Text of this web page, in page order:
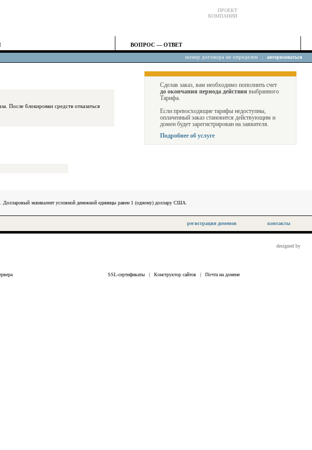
ПРОЕКТ
КОМПАНИИ
ВОПРОС — ОТВЕТ
номер договора не определен авторизоваться
Сделав заказ, вам необходимо пополнить счет
до окончания периода действия выбранного
Тарифа.
Если превосходящие тарифы недоступны,
оплаченный заказ становится действующим и
домен будет зарегистрирован на заявителя.
Подробнее об услуге
Долларовый эквивалент условной денежной единицы равен 1 (одному) доллару США.
регистрация доменов контакты
designed by
SSL-сертификаты | Конструктор сайтов | Почта на домене